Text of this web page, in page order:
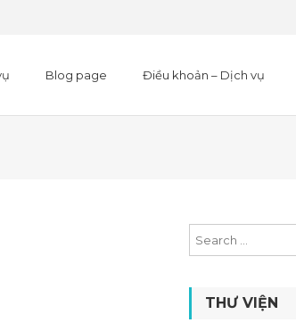
Blog page Điều khoản – Dịch vụ
THƯ VIỆN